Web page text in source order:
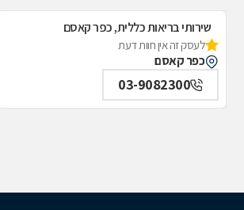
שירותי בריאות כללית, כפר קאסם
לעסק זה אין חוות דעת
כפר קאסם
03-9082300